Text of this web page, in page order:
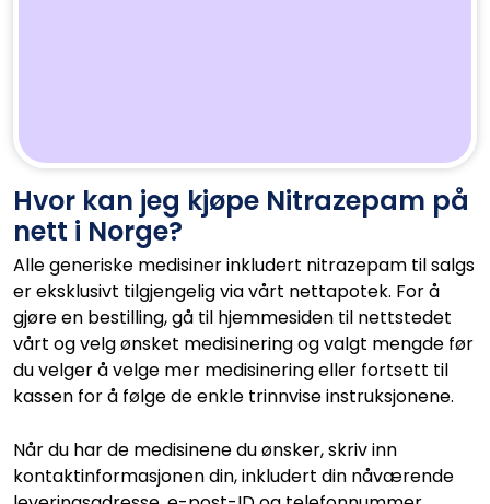
Hvor kan jeg kjøpe Nitrazepam på
nett i Norge?
Alle generiske medisiner inkludert nitrazepam til salgs
er eksklusivt tilgjengelig via vårt nettapotek. For å
gjøre en bestilling, gå til hjemmesiden til nettstedet
vårt og velg ønsket medisinering og valgt mengde før
du velger å velge mer medisinering eller fortsett til
kassen for å følge de enkle trinnvise instruksjonene.
Når du har de medisinene du ønsker, skriv inn
kontaktinformasjonen din, inkludert din nåværende